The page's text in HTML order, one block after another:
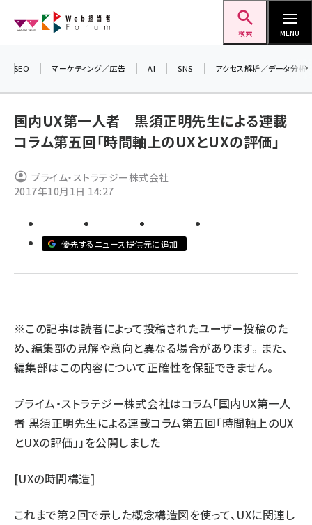
ン
検索 MENU
ai (2804)
note (2312)
llmo (1161)
SEO マーケティング／広告 AI SNS アクセス解析／データ分析
国内UX第一人者 黒須正明先生による連載
コラム第五回「時間軸上のUXとUXの評価」
プライム・ストラテジー株式会社
2017年10月1日 14:27
優先するニュース提供元に追加
※この記事は読者によって投稿されたユーザー投稿のた
め、編集部の見解や意向と異なる場合があります。 また、
編集部はこの内容について正確性を保証できません。
プライム・ストラテジー株式会社はコラム「国内UX第一人
者 黒須正明先生による連載コラム第五回「時間軸上のUX
とUXの評価」」を公開しました
[UXの時間構造]
これまで第２回で示した概念構造図を使って、UXに関連し